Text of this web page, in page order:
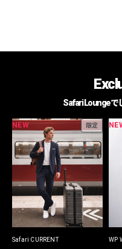
Safari Loungeで
NEW 限定
Safari CURRENT WP